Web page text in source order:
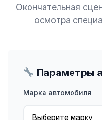
Окончательная
осмотра
Параметры
Марка автомобиля